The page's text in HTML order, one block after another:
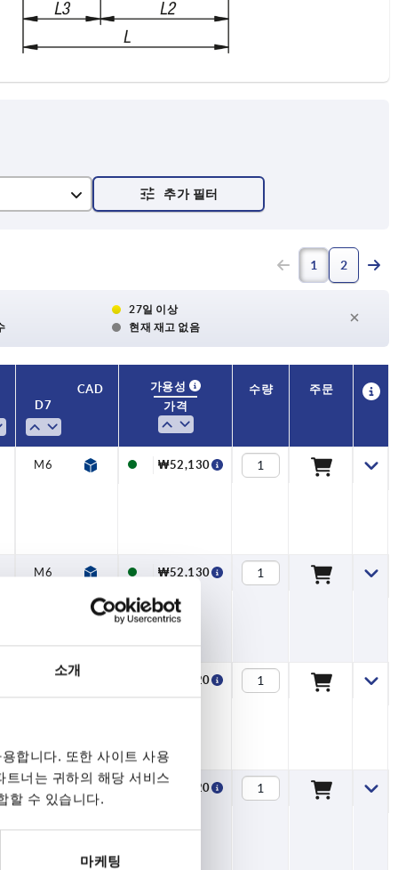
소개
합니다. 또한 사이트 사용
너는 귀하의 해당 서비스
할 수 있습니다.
마케팅
롯 유), 크로스 보어 있음
1 2
27일 이상
현재 재고 없음
D7
CAD
가용성
가격
수량 주문
M6 — — 68 39 M4
₩52,130
M6 — — 68 39 M4
₩52,130
M6 — — 81 48 M5
₩58,520
M6 — — 81 48 M5
₩58,520
M6 — — 96 60 M6
₩66,120
M6 — — 96 60 M6
₩66,120
M6 — — 99 60 M6
₩73,670
M6 — — 99 60 M6
₩73,670
M6 — — 121 81 M8
₩86,740
M6 — — 121 81 M8
₩86,740
M6 — — 126 81 M8
₩112,310
M6 — — 126 81 M8
₩112,310
M6 — — 68 39 M4
₩52,130
M6 — — 68 39 M4
₩52,130
M6 — — 81 48 M5
₩58,520
M6 — — 81 48 M5
₩58,520
M6 — — 96 60 M6
₩66,120
M6 — — 96 60 M6
₩66,120
M6 — — 99 60 M6
₩73,670
M6 — — 99 60 M6
₩73,670
M6 — — 121 81 M8
₩86,740
M6 — — 121 81 M8
₩86,740
M6 — — 126 81 M8
₩112,310
M6 — — 126 81 M8
₩112,310
M6 3 11,4 68 39 M4
₩55,690
D7
CAD
가용성
가격
수량 주문
M6 — — 68 39 M4
₩52,130
M6 — — 68 39 M4
₩52,130
81 48 M5
₩58,520
M6 — — 81 48 M5
₩58,520